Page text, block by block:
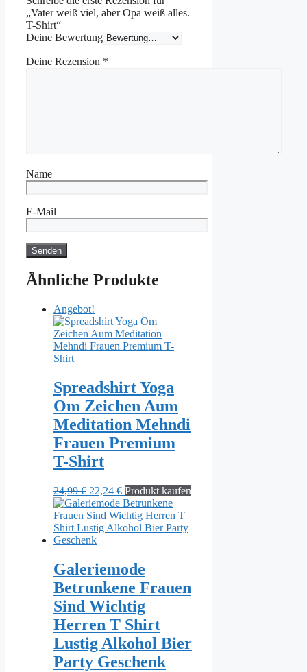
„Vater weiß viel, aber Opa weiß alles.
T-Shirt“
Deine Bewertung
Deine Rezension *
Name
E-Mail
Ähnliche Produkte
Angebot!
Spreadshirt Yoga
Om Zeichen Aum
Meditation Mehndi
Frauen Premium
T-Shirt
24,99€ Ursprünglicher
Preis
war:
24,99 €
22,24 €Aktueller
Preis
ist:
22,24 €.
Produkt kaufen
Galeriemode
Betrunkene Frauen
Sind Wichtig
Herren T Shirt
Lustig Alkohol Bier
Party Geschenk